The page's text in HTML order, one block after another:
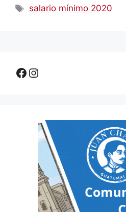
Etiquetas
salario mínimo 2020
Facebook
Instagram